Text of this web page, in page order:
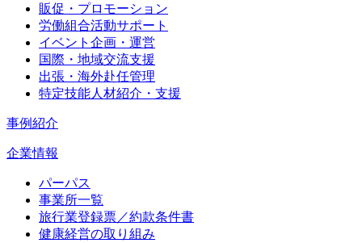
販促・プロモーション
労働組合活動サポート
イベント企画・運営
国際・地域交流支援
出張・海外赴任管理
特定技能人材紹介・支援
事例紹介
企業情報
パーパス
事業所一覧
旅行業登録票／約款条件書
健康経営の取り組み